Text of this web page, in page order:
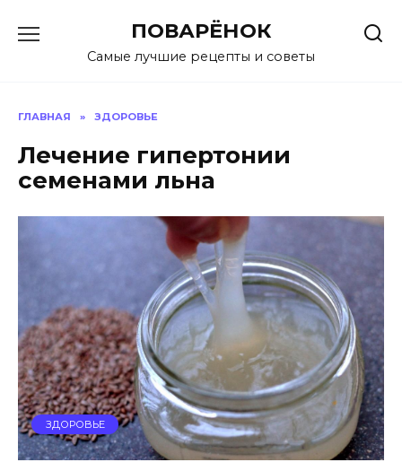
содержанию
ПОВАРЁНОК
Самые лучшие рецепты и советы
ГЛАВНАЯ » ЗДОРОВЬЕ
Лечение гипертонии
семенами льна
ЗДОРОВЬЕ